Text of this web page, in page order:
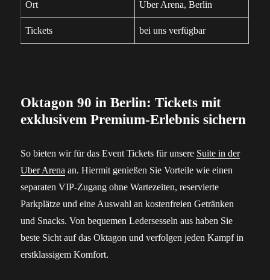
Ort Uber Arena, Berlin
Tickets bei uns verfügbar
Oktagon 90 in Berlin: Tickets mit
exklusivem Premium-Erlebnis sichern
So bieten wir für das Event Tickets für unsere Suite in der
Uber Arena an. Hiermit genießen Sie Vorteile wie einen
separaten VIP-Zugang ohne Wartezeiten, reservierte
Parkplätze und eine Auswahl an kostenfreien Getränken
und Snacks. Von bequemen Ledersesseln aus haben Sie
beste Sicht auf das Oktagon und verfolgen jeden Kampf in
erstklassigem Komfort.